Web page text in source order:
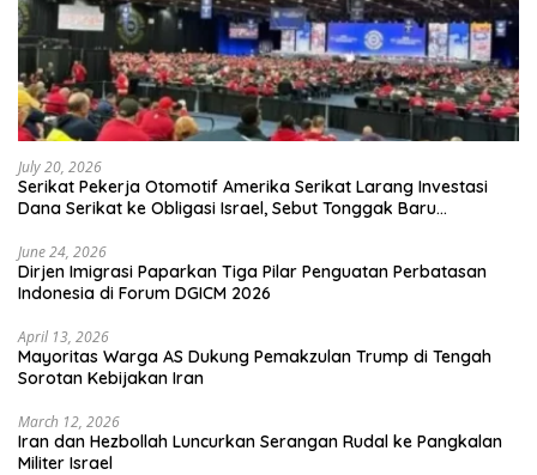
July 20, 2026
Serikat Pekerja Otomotif Amerika Serikat Larang Investasi
Dana Serikat ke Obligasi Israel, Sebut Tonggak Baru
June 24, 2026
Dirjen Imigrasi Paparkan Tiga Pilar Penguatan Perbatasan
Indonesia di Forum DGICM 2026
April 13, 2026
Mayoritas Warga AS Dukung Pemakzulan Trump di Tengah
Sorotan Kebijakan Iran
March 12, 2026
Iran dan Hezbollah Luncurkan Serangan Rudal ke Pangkalan
Militer Israel